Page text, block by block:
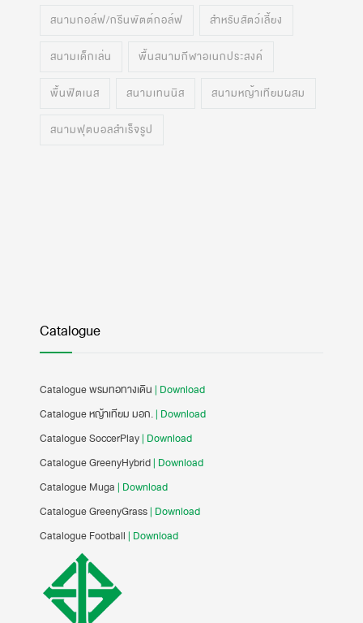
สนามกอล์ฟ/กรีนพัตต์กอล์ฟ สำหรับสัตว์เลี้ยง
สนามเด็กเล่น พื้นสนามกีฬาอเนกประสงค์
พื้นฟิตเนส สนามเทนนิส สนามหญ้าเทียมผสม
สนามฟุตบอลสำเร็จรูป
Catalogue
Catalogue พรมทอทางเดิน | Download
Catalogue หญ้าเทียม มอก.| Download
Catalogue SoccerPlay| Download
Catalogue GreenyHybrid| Download
Catalogue Muga | Download
Catalogue GreenyGrass| Download
Catalogue Football | Download